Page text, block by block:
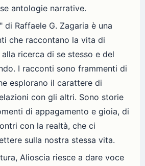
antologie narrative.
di Raffaele G. Zagaria è una
che raccontano la vita di
ricerca di se stesso e del
I racconti sono frammenti di
esplorano il carattere di
con gli altri. Sono storie
di appagamento e gioia, di
con la realtà, che ci
sulla nostra stessa vita.
Alioscia riesce a dare voce